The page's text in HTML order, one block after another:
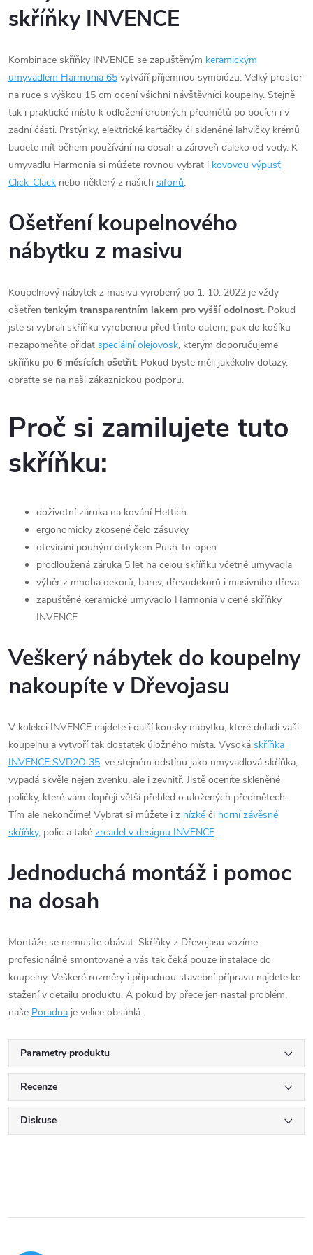
skříňky INVENCE
Kombinace skříňky INVENCE se zapuštěným keramickým
umyvadlem Harmonia 65 vytváří příjemnou symbiózu. Velký prostor
na ruce s výškou 15 cm ocení všichni návštěvníci koupelny. Stejně
tak i praktické místo k odložení drobných předmětů po bocích i v
zadní části. Prstýnky, elektrické kartáčky či skleněné lahvičky krémů
budete mít během používání na dosah a zároveň daleko od vody. K
umyvadlu Harmonia si můžete rovnou vybrat i kovovou výpusť
Click-Clack nebo některý z našich sifonů.
Ošetření koupelnového
nábytku z masivu
Koupelnový nábytek z masivu vyrobený po 1. 10. 2022 je vždy
ošetřen tenkým transparentním lakem pro vyšší odolnost. Pokud
jste si vybrali skříňku vyrobenou před tímto datem, pak do košíku
nezapomeňte přidat speciální olejovosk, kterým doporučujeme
skříňku po 6 měsících ošetřit. Pokud byste měli jakékoliv dotazy,
obraťte se na naši zákaznickou podporu.
Proč si zamilujete tuto
skříňku:
doživotní záruka na kování Hettich
ergonomicky zkosené čelo zásuvky
otevírání pouhým dotykem Push-to-open
prodloužená záruka 5 let na celou skříňku včetně umyvadla
výběr z mnoha dekorů, barev, dřevodekorů i masivního dřeva
zapuštěné keramické umyvadlo Harmonia v ceně skříňky
INVENCE
Veškerý nábytek do koupelny
nakoupíte v Dřevojasu
V kolekci INVENCE najdete i další kousky nábytku, které doladí vaši
koupelnu a vytvoří tak dostatek úložného místa. Vysoká skříňka
INVENCE SVD2O 35, ve stejném odstínu jako umyvadlová skříňka,
vypadá skvěle nejen zvenku, ale i zevnitř. Jistě oceníte skleněné
poličky, které vám dopřejí větší přehled o uložených předmětech.
Tím ale nekončíme! Vybrat si můžete i z nízké či horní závěsné
skříňky, polic a také zrcadel v designu INVENCE.
Jednoduchá montáž i pomoc
na dosah
Montáže se nemusíte obávat. Skříňky z Dřevojasu vozíme
profesionálně smontované a vás tak čeká pouze instalace do
koupelny. Veškeré rozměry i případnou stavební přípravu najdete ke
stažení v detailu produktu. A pokud by přece jen nastal problém,
naše Poradna je velice obsáhlá.
Parametry produktu
Recenze
Diskuse